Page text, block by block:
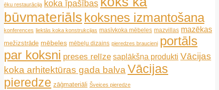
ēku restaurācija koka īpašības
būvmateriāls koksnes izmantošana
konferences liektās koka konstrukcijas masīvkoka mēbeles mazvillas mazēkas
mežizstrāde mēbeles mēbeļu dizains pieredzes braucieni portāls
par koksni preses relīze saplākšņa produkti Vācijas
koka arhitektūras gada balvaVācijas
pieredze zāģmateriāli Šveices pieredze